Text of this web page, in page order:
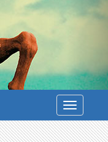
Toggle